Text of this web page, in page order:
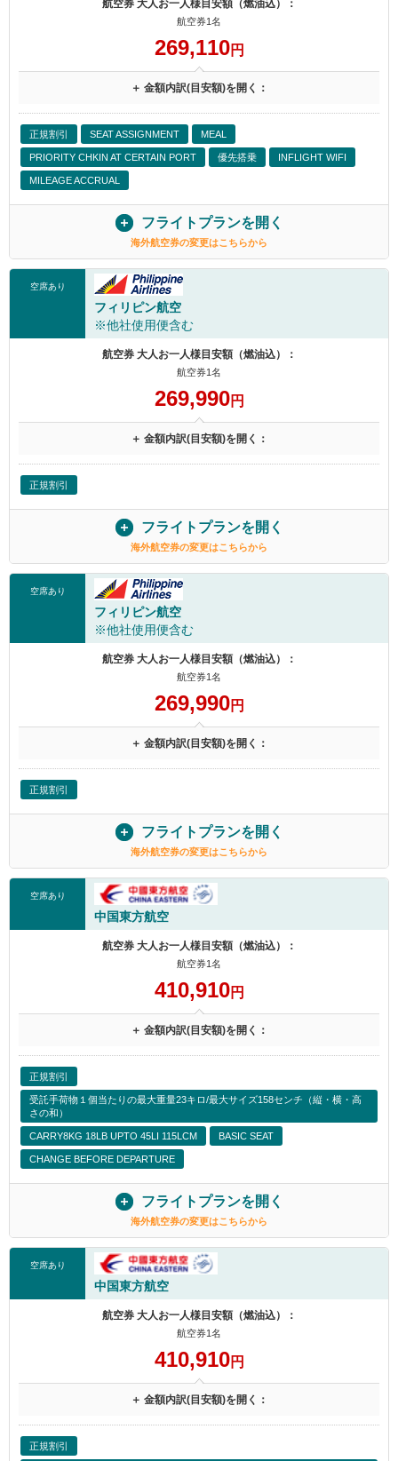
航空券 大人お一人様目安額（燃油込）：
航空券1名
269,110円
＋ 金額内訳(目安額)を開く：
正規割引 SEAT ASSIGNMENT MEAL
PRIORITY CHKIN AT CERTAIN PORT 優先搭乗 INFLIGHT WIFI
MILEAGE ACCRUAL
フライトプランを開く
海外航空券の変更はこちらから
空席あり
フィリピン航空
※他社使用便含む
航空券 大人お一人様目安額（燃油込）：
航空券1名
269,990円
＋ 金額内訳(目安額)を開く：
正規割引
フライトプランを開く
海外航空券の変更はこちらから
空席あり
フィリピン航空
※他社使用便含む
航空券 大人お一人様目安額（燃油込）：
航空券1名
269,990円
＋ 金額内訳(目安額)を開く：
正規割引
フライトプランを開く
海外航空券の変更はこちらから
空席あり
中国東方航空
航空券 大人お一人様目安額（燃油込）：
航空券1名
410,910円
＋ 金額内訳(目安額)を開く：
正規割引
受託手荷物１個当たりの最大重量23キロ/最大サイズ158センチ（縦・横・高
さの和）
CARRY8KG 18LB UPTO 45LI 115LCM BASIC SEAT
CHANGE BEFORE DEPARTURE
フライトプランを開く
海外航空券の変更はこちらから
空席あり
中国東方航空
航空券 大人お一人様目安額（燃油込）：
航空券1名
410,910円
＋ 金額内訳(目安額)を開く：
正規割引